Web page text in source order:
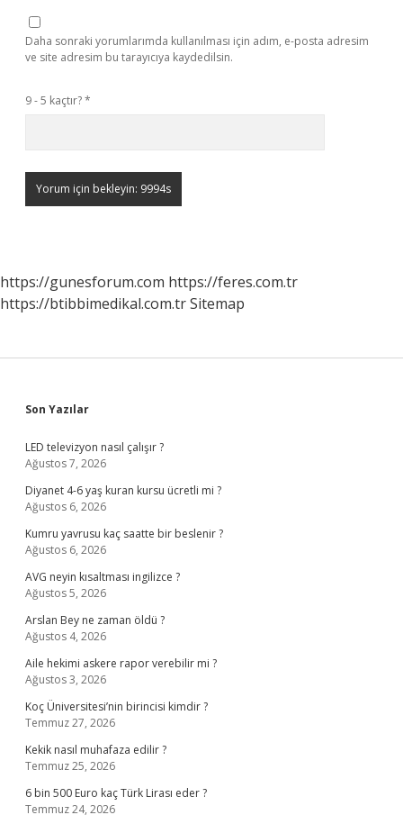
Daha sonraki yorumlarımda kullanılması için adım, e-posta adresim
ve site adresim bu tarayıcıya kaydedilsin.
9 - 5 kaçtır?*
https://gunesforum.com https://feres.com.tr
https://btibbimedikal.com.trSitemap
Sidebar
Son Yazılar
LED televizyon nasıl çalışır ?
Ağustos 7, 2026
Diyanet 4-6 yaş kuran kursu ücretli mi ?
Ağustos 6, 2026
Kumru yavrusu kaç saatte bir beslenir ?
Ağustos 6, 2026
AVG neyin kısaltması ingilizce ?
Ağustos 5, 2026
Arslan Bey ne zaman öldü ?
Ağustos 4, 2026
Aile hekimi askere rapor verebilir mi ?
Ağustos 3, 2026
Koç Üniversitesi’nin birincisi kimdir ?
Temmuz 27, 2026
Kekik nasıl muhafaza edilir ?
Temmuz 25, 2026
6 bin 500 Euro kaç Türk Lirası eder ?
Temmuz 24, 2026